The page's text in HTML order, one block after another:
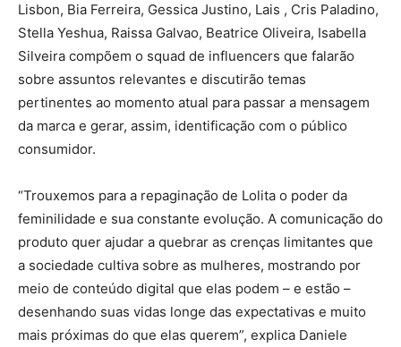
Lisbon, Bia Ferreira, Gessica Justino, Lais , Cris Paladino,
Stella Yeshua, Raissa Galvao, Beatrice Oliveira, Isabella
Silveira compõem o squad de influencers que falarão
sobre assuntos relevantes e discutirão temas
pertinentes ao momento atual para passar a mensagem
da marca e gerar, assim, identificação com o público
consumidor.
“Trouxemos para a repaginação de Lolita o poder da
feminilidade e sua constante evolução. A comunicação do
produto quer ajudar a quebrar as crenças limitantes que
a sociedade cultiva sobre as mulheres, mostrando por
meio de conteúdo digital que elas podem – e estão –
desenhando suas vidas longe das expectativas e muito
mais próximas do que elas querem”, explica Daniele